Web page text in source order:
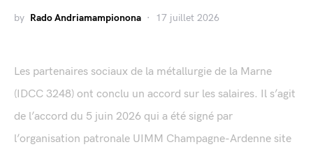
by Rado Andriamampionona 17 juillet 2026
Les partenaires sociaux de la métallurgie de la Marne
(IDCC 3248) ont conclu un accord sur les salaires. Il s’agit
de l’accord du 5 juin 2026 qui a été signé par
l’organisation patronale UIMM Champagne-Ardenne site